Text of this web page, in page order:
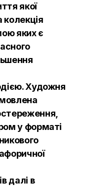
якої
колекція
яких є
Художня
у форматі
далі в